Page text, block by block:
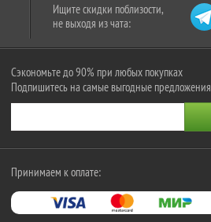
Ищите скидки поблизости,
не выходя из чата:
Сэкономьте до 90% при любых покупках
Подпишитесь на самые выгодные предложения
Принимаем к оплате: